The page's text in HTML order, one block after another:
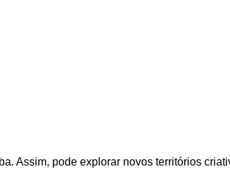
Assim, pode explorar novos territórios